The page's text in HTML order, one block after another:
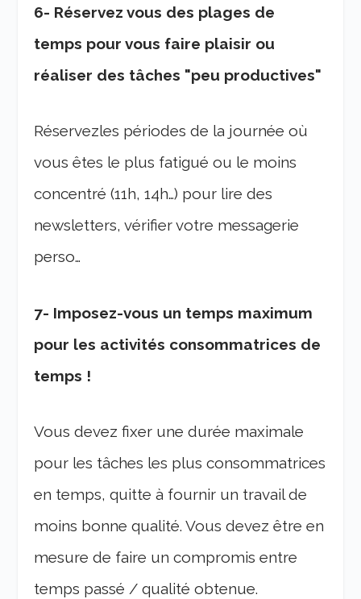
6- Réservez vous des plages de
temps pour vous faire plaisir ou
réaliser des tâches "peu productives"
Réservezles périodes de la journée où
vous êtes le plus fatigué ou le moins
concentré (11h, 14h…) pour lire des
newsletters, vérifier votre messagerie
perso…
7- Imposez-vous un temps maximum
pour les activités consommatrices de
temps !
Vous devez fixer une durée maximale
pour les tâches les plus consommatrices
en temps, quitte à fournir un travail de
moins bonne qualité. Vous devez être en
mesure de faire un compromis entre
temps passé / qualité obtenue.